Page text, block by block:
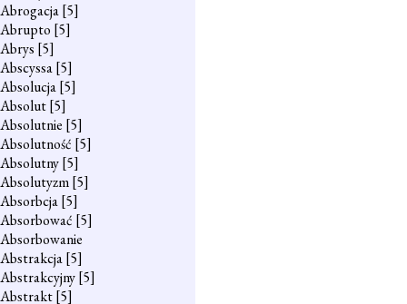
Abrogacja[5]
Abrupto [5]
Abrys [5]
Abscyssa[5]
Absolucja[5]
Absolut[5]
Absolutnie [5]
Absolutność [5]
Absolutny[5]
Absolutyzm[5]
Absorbcja[5]
Absorbować [5]
Absorbowanie
Abstrakcja[5]
Abstrakcyjny[5]
Abstrakt[5]